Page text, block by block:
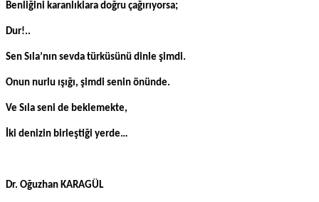
Benliğini karanlıklara doğru çağırıyorsa;
Dur!..
Sen Sıla’nın sevda türküsünü dinle şimdi.
Onun nurlu ışığı, şimdi senin önünde.
Ve Sıla seni de beklemekte,
İki denizin birleştiği yerde…
Dr. Oğuzhan KARAGÜL